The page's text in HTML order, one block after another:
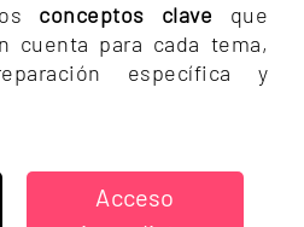
conceptos clave que
cuenta para cada tema,
específica y
Acceso